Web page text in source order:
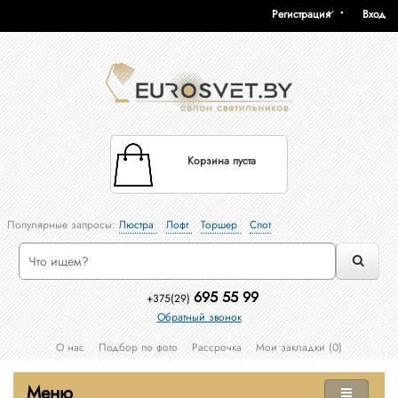
Вход
Регистрация
Корзина пуста
Популярные запросы:Люстра Лофт Торшер Спот
+375(29) 695 55 99
Обратный звонок
О нас
Подбор по фото Рассрочка Мои закладки (0)